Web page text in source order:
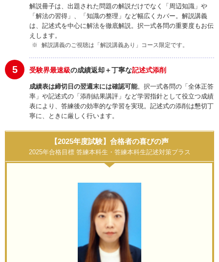
解説冊子は、出題された問題の解説だけでなく「周辺知識」や
「解法の習得」、「知識の整理」など幅広くカバー。解説講義
は、記述式を中心に解法を徹底解説。択一式各問の重要度もお伝
えします。
解説講義のご視聴は「解説講義あり」コース限定です。
5 受験界最速級の成績返却＋丁寧な記述式添削
成績表は締切日の翌週末には確認可能。択一式各問の「全体正答
率」や記述式の「添削結果講評」など学習指針として役立つ成績
表により、答練後の効率的な学習を実現。記述式の添削は懇切丁
寧に、ときに厳しく行います。
【2025年度試験】合格者の喜びの声
2025年合格目標 答練本科生・答練本科生記述対策プラス